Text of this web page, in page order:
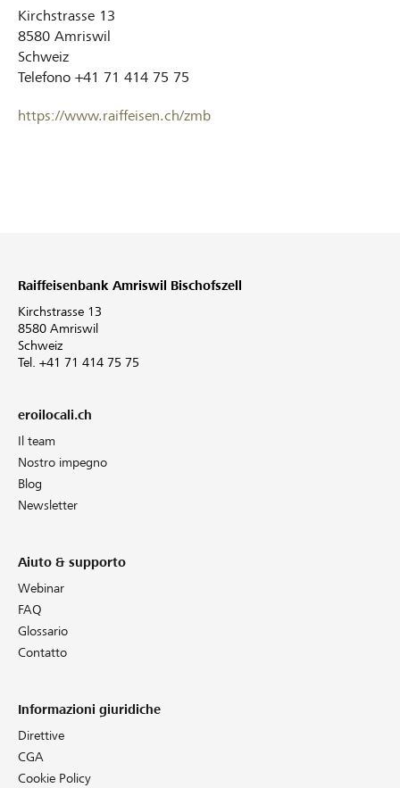
Kirchstrasse 13
8580 Amriswil
Schweiz
Telefono +41 71 414 75 75
https://www.raiffeisen.ch/zmb
Raiffeisenbank Amriswil Bischofszell
Kirchstrasse 13
8580 Amriswil
Schweiz
Tel. +41 71 414 75 75
eroilocali.ch
Il team
Nostro impegno
Blog
Newsletter
Aiuto & supporto
Webinar
FAQ
Glossario
Contatto
Informazioni giuridiche
Direttive
CGA
Cookie Policy